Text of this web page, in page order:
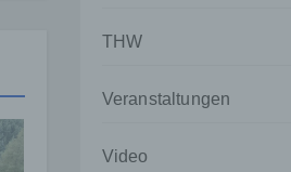
THW
Veranstaltungen
Video